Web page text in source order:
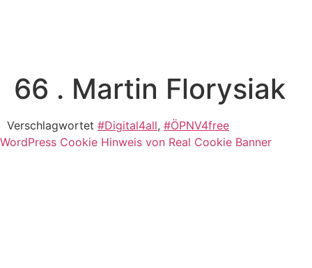
66 . Martin Florysiak
Verschlagwortet #Digital4all, #ÖPNV4free
WordPress Cookie Hinweis von Real Cookie Banner